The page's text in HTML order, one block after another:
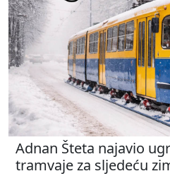
Adnan Šteta najavio
tramvaje za sljedeću